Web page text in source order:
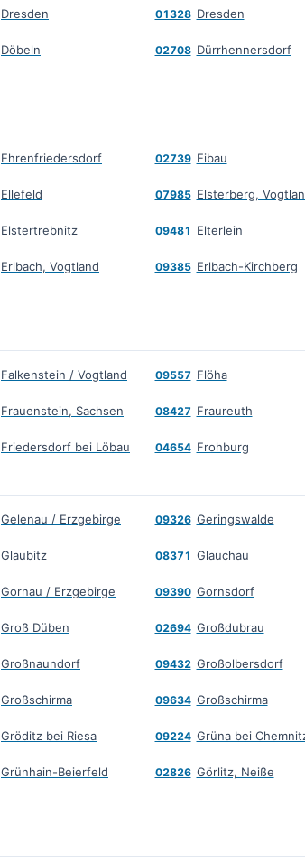
Dresden 01328 Dresden
Döbeln 02708 Dürrhennersdorf
Ehrenfriedersdorf 02739 Eibau
Ellefeld 07985 Elsterberg,
Elstertrebnitz 09481 Elterlein
Erlbach, Vogtland 09385 Erlbach-Kirchberg
Falkenstein / Vogtland 09557 Flöha
Frauenstein, Sachsen 08427 Fraureuth
Friedersdorf bei Löbau 04654 Frohburg
Gelenau / Erzgebirge 09326 Geringswalde
Glaubitz 08371 Glauchau
Gornau / Erzgebirge 09390 Gornsdorf
Groß Düben 02694 Großdubrau
Großnaundorf 09432 Großolbersdorf
Großschirma 09634 Großschirma
Gröditz bei Riesa 09224 Grüna bei
Grünhain-Beierfeld 02826 Görlitz, Neiße